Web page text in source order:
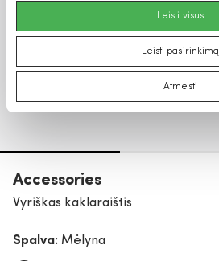
Leisti visus
Leisti pasirinkimą
Atmesti
Accessories
Vyriškas kaklaraištis
Spalva: Mėlyna